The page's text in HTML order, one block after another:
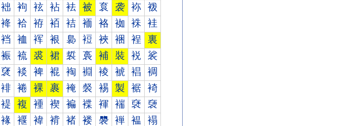
袦 袧 袨 袩 袪 被 袬 袭 袮 袯
袶 袷 袸 袹 袺 袻 袼 袽 袾 袿
裆 裇 裈 裉 裊 裋 裌 裍 裎 裏
裖 裗 裘 裙 裚 裛 補 裝 裞 裟
裦 裧 裨 裩 裪 裫 裬 裭 裮 裯
裶 裷 裸 裹 裺 裻 裼 製 裾 裿
褆 複 褈 褉 褊 褋 褌 褍 褎 褏
褖 褗 褘 褙 褚 褛 褜 褝 褞 褟